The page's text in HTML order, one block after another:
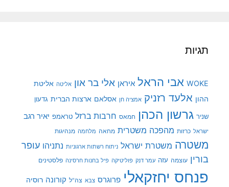
תגיות
WOKE אבי הראל איראן אלי בר און אליטה אליטת
ההון אלעד רזניק אמציה חן אסלאם ארצות הברית גדעון
שניר גרשון הכהן חמאס חרבות ברזל טראמפ יאיר רגב
ישראל כרזות מהפכה משטרית מחאה מלחמה מנהיגות
משטרה משטרת ישראל ניתוח רשתות ארגוניות נתניהו עופר
בורין עוצמה עזה עמר דנק פוליטיקה פיל בחנות חרסינה פלסטינים
פנחס יחזקאלי פרוגרס צבא צה"ל קורונה רוסיה